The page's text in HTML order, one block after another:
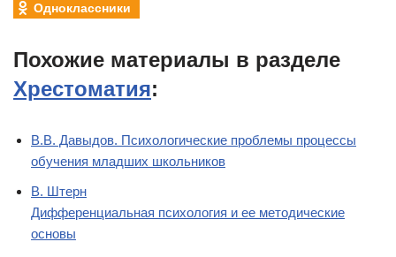
Одноклассники
Похожие материалы в разделе
Хрестоматия:
В.В. Давыдов. Психологические проблемы процессы
обучения младших школьников
В. Штерн
Дифференциальная психология и ее методические
основы